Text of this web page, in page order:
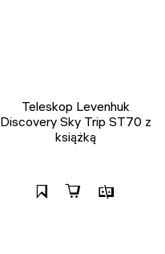
Teleskop Levenhuk
Discovery Sky Trip ST70 z
książką